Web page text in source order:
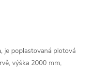
, je poplastovaná plotová
výška 2000 mm,